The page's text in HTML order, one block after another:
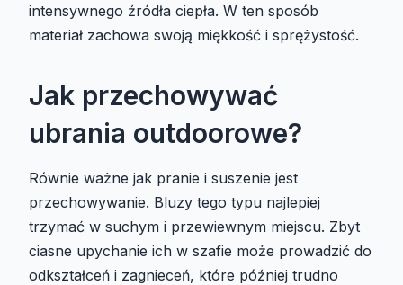
intensywnego źródła ciepła. W ten sposób
materiał zachowa swoją miękkość i sprężystość.
Jak przechowywać
ubrania outdoorowe?
Równie ważne jak pranie i suszenie jest
przechowywanie. Bluzy tego typu najlepiej
trzymać w suchym i przewiewnym miejscu. Zbyt
ciasne upychanie ich w szafie może prowadzić do
odkształceń i zagnieceń, które później trudno